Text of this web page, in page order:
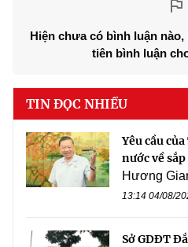
Hiện chưa có bình luận
tiên bình luận
TIN ĐỌC NHIỀU
Yêu cầu
nước về
Hương
13:14 04/08/
Sở GDĐT